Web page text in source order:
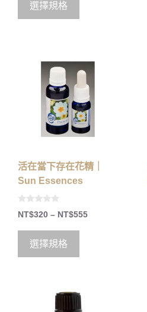
5
選擇規格
活在當下存在花精｜
Sun Essences
0
o
t
5
NT$320 – NT$555
選擇規格